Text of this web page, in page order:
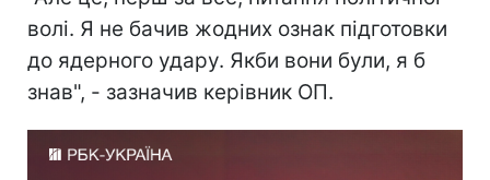
волі. Я не бачив жодних ознак підготовки
до ядерного удару. Якби вони були, я б
знав", - зазначив керівник ОП.